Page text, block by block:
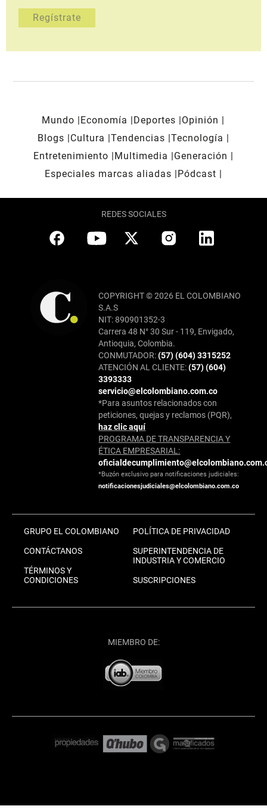
Mundo Economía Deportes
Opinión
Blogs
Cultura Tendencias Tecnología
Entretenimiento
Multimedia
Generación
Especiales marcas aliadas
Pódcast
REDES SOCIALES
COPYRIGHT © 2026 EL COLOMBIANO
S.A.S
NIT: 890901352-3
Carrera 48 N° 30 Sur - 119, Envigado,
Antioquia, Colombia.
CONMUTADOR:(57) (604) 3315252
ATENCIÓN AL CLIENTE:(57) (604)
3393333
servicio@elcolombiano.com.co
*Para asuntos relacionados con
peticiones, quejas y reclamos (PQR),
haz clic aquí
PROGRAMA DE TRANSPARENCIA Y
ÉTICA EMPRESARIAL:
*Buzón exclusivo para notificaciones judiciales:
notificacionesjudiciales@elcolombiano.com.co
GRUPO EL COLOMBIANO
CONTÁCTANOS
TÉRMINOS Y
CONDICIONES
POLÍTICA DE PRIVACIDAD
SUPERINTENDENCIA DE
INDUSTRIA Y COMERCIO
SUSCRIPCIONES
MIEMBRO DE: